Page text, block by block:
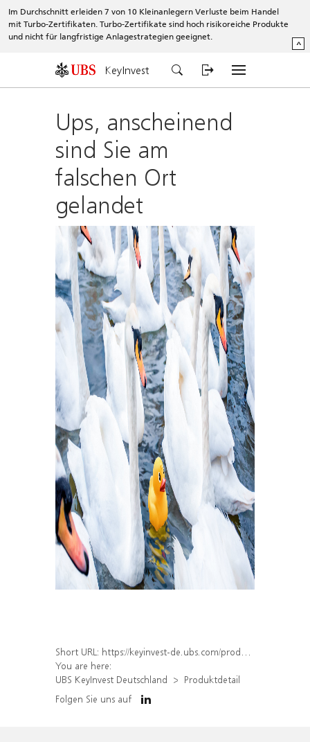
Im Durchschnitt erleiden 7 von 10 Kleinanlegern Verluste beim Handel
mit Turbo-Zertifikaten. Turbo-Zertifikate sind hoch risikoreiche Produkte
und nicht für langfristige Anlagestrategien geeignet.
^
KeyInvest
Ups, anscheinend
sind Sie am
falschen Ort
gelandet
Short URL: https://keyinvest-de.ubs.com/produkt/detail/index/isin/DE000WA6XMC1
You are here:
UBS KeyInvest Deutschland
Produktdetail
Folgen Sie uns auf